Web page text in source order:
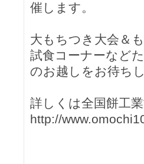
催します。
大もちつき大会＆
試食コーナーなど
のお越しをお待ち
詳しくは全国餅工
http://